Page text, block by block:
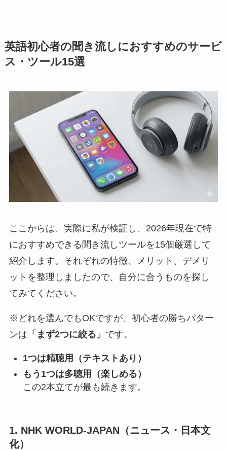
英語初心者の聞き流しにおすすめのサービ
ス・ツール15選
ここからは、実際に私が検証し、2026年現在で特
におすすめできる聞き流しツールを15個厳選して
紹介します。それぞれの特徴、メリット、デメリ
ットを整理しましたので、自分に合うものを探し
てみてください。
※どれを選んでもOKですが、初心者の勝ちパター
ンは 「まず2つに絞る」 です。
1つは精聴用（テキストあり）
もう1つは多聴用（楽しめる）
この2本立てが最も続きます。
1. NHK WORLD-JAPAN（ニュース・日本文
化）